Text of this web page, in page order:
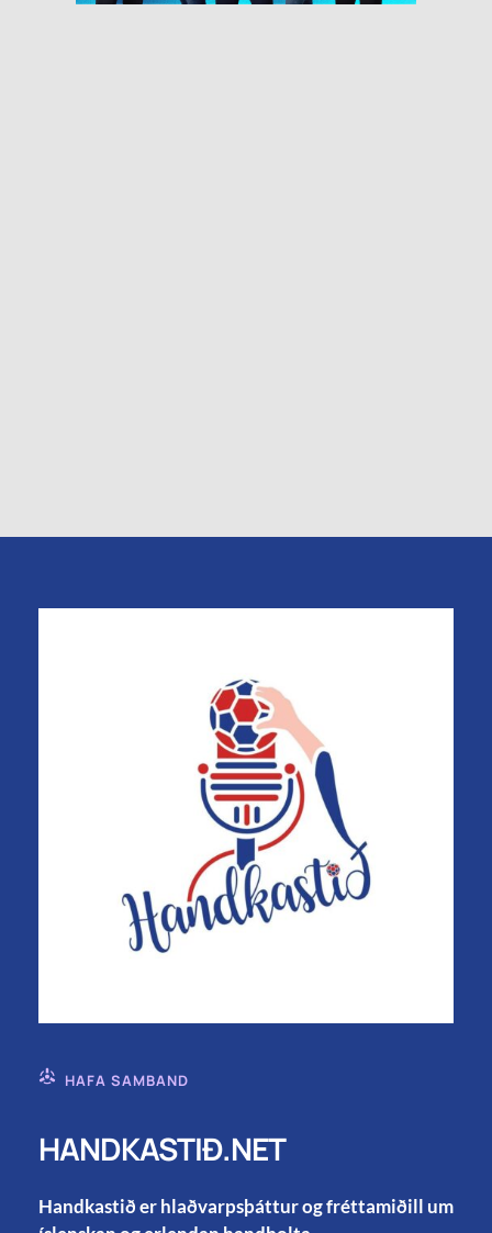
HAFA SAMBAND
HANDKASTIÐ.NET
Handkastið er hlaðvarpsþáttur og fréttamiðill um